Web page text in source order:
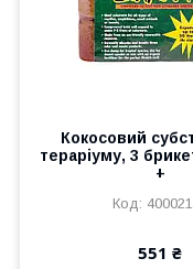
Кокосовий
тераріуму, 3
+
551 ₴